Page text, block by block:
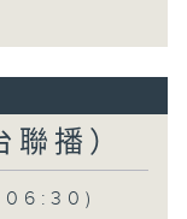
播）